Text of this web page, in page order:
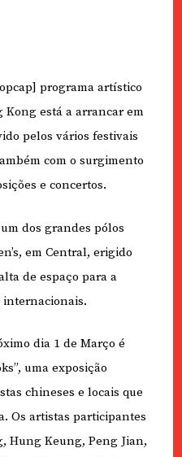
programa artístico
Kong está a arrancar em
pelos vários festivais
com o surgimento
e concertos.
dos grandes pólos
em Central, erigido
de espaço para a
dia 1 de Março é
uma exposição
chineses e locais que
Os artistas participantes
Hung Keung, Peng Jian,